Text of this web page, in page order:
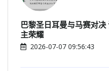
巴黎圣日耳曼与马赛对
主荣耀
2026-07-07 09:56:43